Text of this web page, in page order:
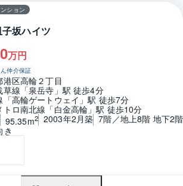
ション
坂ハイツ
万円
仲介保証
港区高輪２丁目
草線「泉岳寺」駅 徒歩4分
「高輪ゲートウェイ」駅 徒歩7分
トロ南北線「白金高輪」駅 徒歩10分
95.35m2 2003年2月築 7階／地上8階 地下2階
き